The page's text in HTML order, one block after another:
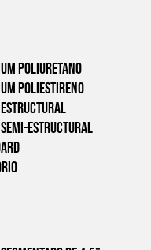
POLIURETANO
POLIESTIRENO
ESTRUCTURAL